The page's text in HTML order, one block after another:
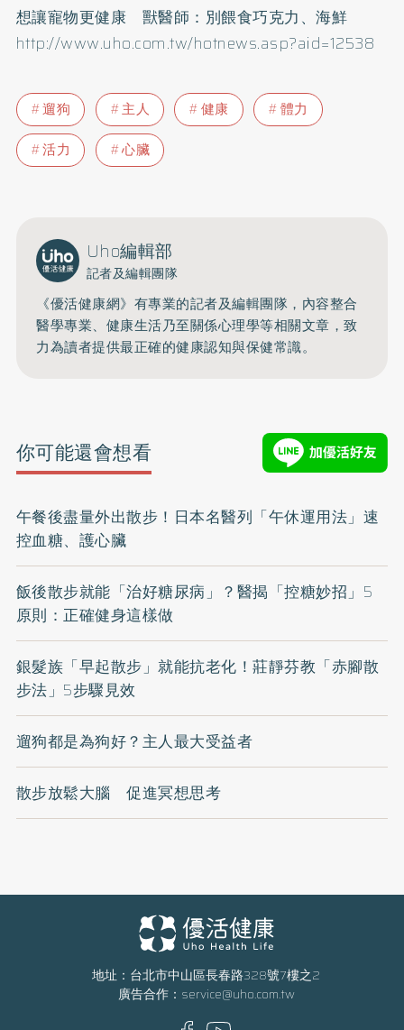
想讓寵物更健康 獸醫師：別餵食巧克力、海鮮
http://www.uho.com.tw/hotnews.asp?aid=12538
遛狗 主人 健康
體力
活力
心臟
Uho編輯部
記者及編輯團隊
《優活健康網》有專業的記者及編輯團隊，內容整合
醫學專業、健康生活乃至關係心理學等相關文章，致
力為讀者提供最正確的健康認知與保健常識。
你可能還會想看
午餐後盡量外出散步！日本名醫列「午休運用法」速
控血糖、護心臟
飯後散步就能「治好糖尿病」？醫揭「控糖妙招」5
原則：正確健身這樣做
銀髮族「早起散步」就能抗老化！莊靜芬教「赤腳散
步法」5步驟見效
遛狗都是為狗好？主人最大受益者
散步放鬆大腦 促進冥想思考
地址：台北市中山區長春路328號7樓之2
廣告合作： service@uho.com.tw